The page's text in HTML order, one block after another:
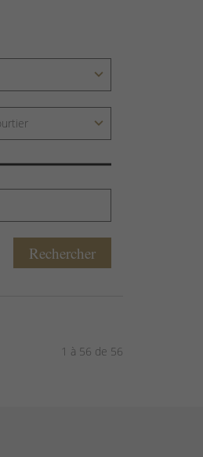
Rechercher
1 à 56 de 56